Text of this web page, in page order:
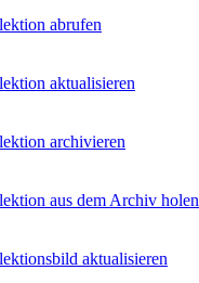
abrufen
aktualisieren
archivieren
aus dem Archiv holen
aktualisieren